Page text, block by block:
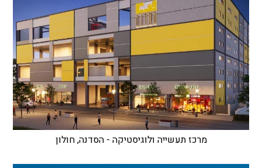
מרכז תעשייה ולוגיסטיקה - הסדנה, חולון